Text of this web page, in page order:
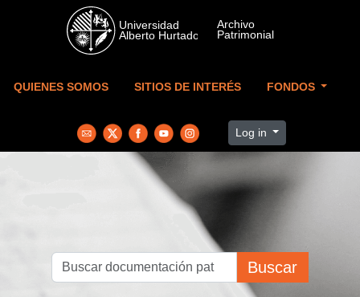
Skip to main content
QUIENES SOMOS SITIOS DE INTERÉS FONDOS
Log in
Buscar